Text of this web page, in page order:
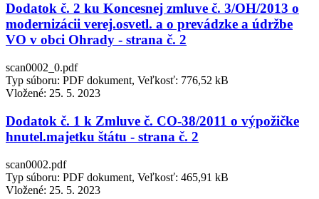
Dodatok č. 2 ku Koncesnej zmluve č. 3/OH/2013 o
modernizácii verej.osvetl. a o prevádzke a údržbe
VO v obci Ohrady - strana č. 2
scan0002_0.pdf
Typ súboru: PDF dokument, Veľkosť: 776,52 kB
Vložené: 25. 5. 2023
Dodatok č. 1 k Zmluve č. CO-38/2011 o výpožičke
hnutel.majetku štátu - strana č. 2
scan0002.pdf
Typ súboru: PDF dokument, Veľkosť: 465,91 kB
Vložené: 25. 5. 2023